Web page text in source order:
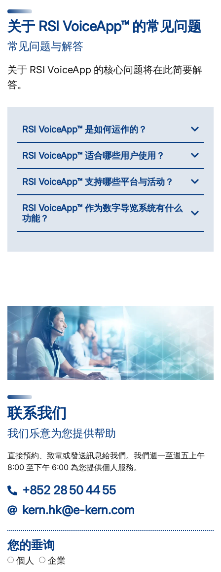
关于 RSI VoiceApp™ 的常见问题
常见问题与解答
关于 RSI VoiceApp 的核心问题将在此简要解
答。
RSI VoiceApp™ 是如何运作的？
RSI VoiceApp™ 适合哪些用户使用？
RSI VoiceApp™ 支持哪些平台与活动？
RSI VoiceApp™ 作为数字导览系统有什么
功能？
联系我们
我们乐意为您提供帮助
直接預約、致電或發送訊息給我們。我們週一至週五上午
8:00 至下午 6:00 為您提供個人服務。
+852 28 50 44 55
kern.hk@e-kern.com
您的垂询
個人 企業